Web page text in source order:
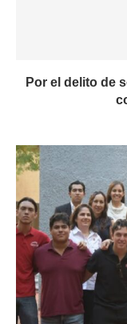
Por el delito de